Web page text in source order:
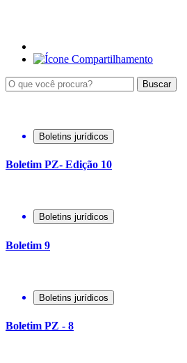
Buscar
Boletins jurídicos
Boletim PZ- Edição 10
Boletins jurídicos
Boletim 9
Boletins jurídicos
Boletim PZ - 8